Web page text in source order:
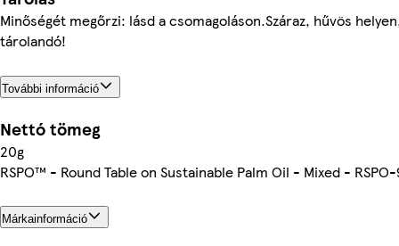
Minőségét megőrzi: lásd a csomagoláson.Száraz, hűvös
tárolandó!
További információ
Nettó tömeg
20g
RSPO™ - Round Table on Sustainable Palm Oil - Mixed -
Márkainformáció